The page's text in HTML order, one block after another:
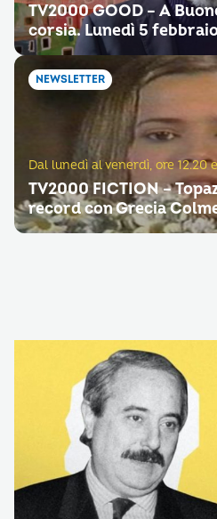
TV2000 GOOD – A
corsia. Lunedì 5
NEWSLETTER
Dal lunedì al venerdì, ore 12.20
TV2000 FICTION –
record con Grecia